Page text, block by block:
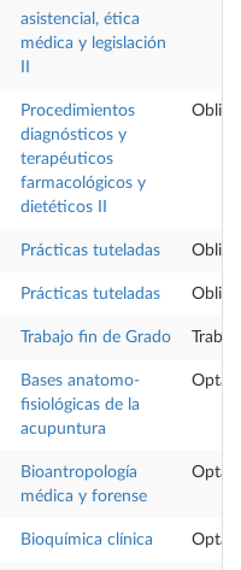
asistencial, ética
médica y legislación
Procedimientos
diagnósticos y
terapéuticos
farmacológicos y
dietéticos II
Prácticas tuteladas
Prácticas tuteladas
Trabajo fin de Grado
Bases anatomo-
fisiológicas de la
acupuntura
Bioantropología
médica y forense
Bioquímica clínica